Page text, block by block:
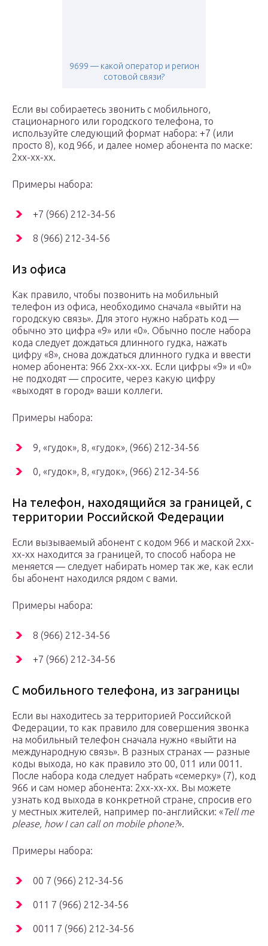
9699 — какой оператор и регион
сотовой связи?
Если вы собираетесь звонить с мобильного,
стационарного или городского телефона, то
используйте следующий формат набора: +7 (или
просто 8), код 966, и далее номер абонента по маске:
2xx-xx-xx.
Примеры набора:
+7 (966) 212-34-56
8 (966) 212-34-56
Из офиса
Как правило, чтобы позвонить на мобильный
телефон из офиса, необходимо сначала «выйти на
городскую связь». Для этого нужно набрать код —
обычно это цифра «9» или «0». Обычно после набора
кода следует дождаться длинного гудка, нажать
цифру «8», снова дождаться длинного гудка и ввести
номер абонента: 966 2xx-xx-xx. Если цифры «9» и «0»
не подходят — спросите, через какую цифру
«выходят в город» ваши коллеги.
Примеры набора:
9, «гудок», 8, «гудок», (966) 212-34-56
0, «гудок», 8, «гудок», (966) 212-34-56
На телефон, находящийся за границей, с
территории Российской Федерации
Если вызываемый абонент с кодом 966 и маской 2xx-
xx-xx находится за границей, то способ набора не
меняется — следует набирать номер так же, как если
бы абонент находился рядом с вами.
Примеры набора:
8 (966) 212-34-56
+7 (966) 212-34-56
С мобильного телефона, из заграницы
Если вы находитесь за территорией Российской
Федерации, то как правило для совершения звонка
на мобильный телефон сначала нужно «выйти на
международную связь». В разных странах — разные
коды выхода, но как правило это 00, 011 или 0011.
После набора кода следует набрать «семерку» (7), код
966 и сам номер абонента: 2xx-xx-xx. Вы можете
узнать код выхода в конкретной стране, спросив его
у местных жителей, например по-английски: «Tell me
please, how I can call on mobile phone?».
Примеры набора:
00 7 (966) 212-34-56
011 7 (966) 212-34-56
0011 7 (966) 212-34-56